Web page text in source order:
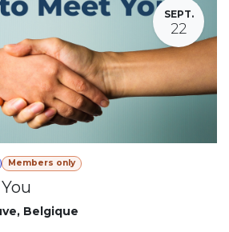
SEPT.
22
Members only
, Belgique